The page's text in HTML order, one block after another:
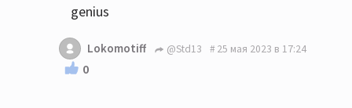
genius
Lokomotiff @Std13 25 мая 2023 в 17:24
0